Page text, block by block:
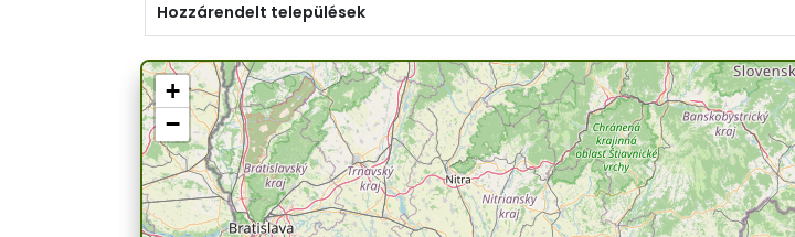
Hozzárendelt települések
+
−